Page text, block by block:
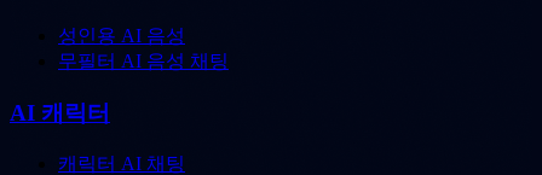
성인용 AI 음성
무필터 AI 음성 채팅
AI 캐릭터
캐릭터 AI 채팅